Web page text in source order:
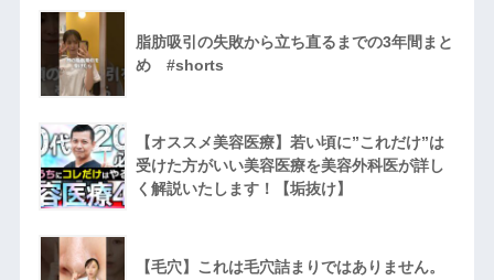
脂肪吸引の失敗から立ち直るまでの3年間まと
め #shorts
【オススメ美容医療】若い頃に”これだけ”は
受けた方がいい美容医療を美容外科医が詳し
く解説いたします！【垢抜け】
【毛穴】これは毛穴詰まりではありません。